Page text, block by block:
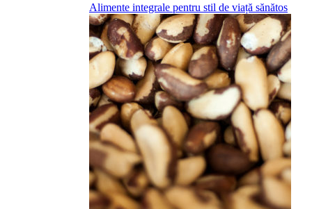
Alimente integrale pentru stil de viață sănătos